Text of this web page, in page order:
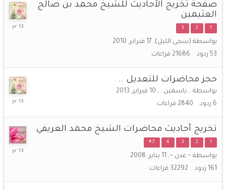
صفحة تخريج الآحاديث للشيخ محمد بن صالح
العثيمين
1
2
3
بواسطة (سجى الليل), 17 فبراير, 2010
53 ردود 21686 قراءات
16
حجز محاضرات للتعديل ..
بواسطة ...ياسمين..., 10 فبراير, 2013
6 ردود 2840 قراءات
تخريج أحاديث محاضرات الشيخ محمد العريفي
1
2
3
4
7
بواسطة ~ عدن ~, 11 يناير, 2008
161 ردود 32292 قراءات
20